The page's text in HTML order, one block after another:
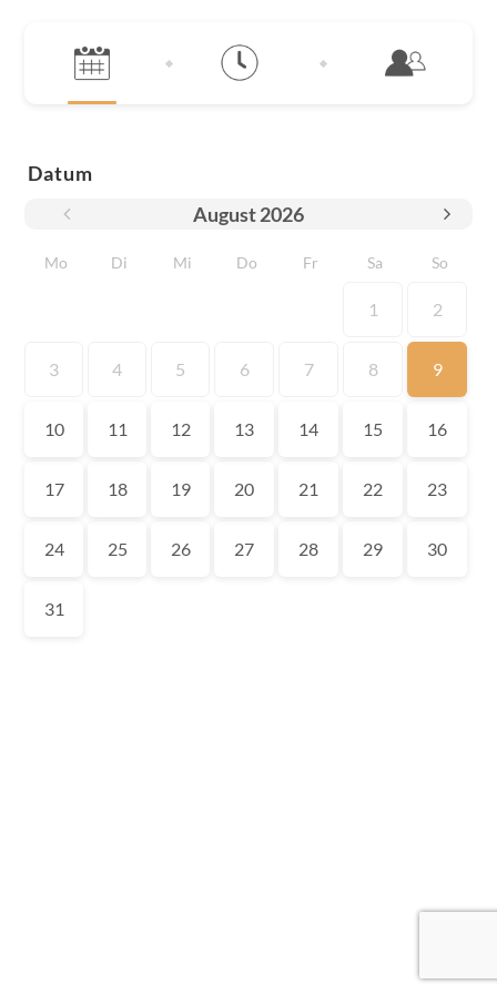
Datum
August2026
Mo Di Mi Do Fr Sa So
1 2
3 4 5 6 7 8 9
10 11 12 13 14 15 16
17 18 19 20 21 22 23
24 25 26 27 28 29 30
31